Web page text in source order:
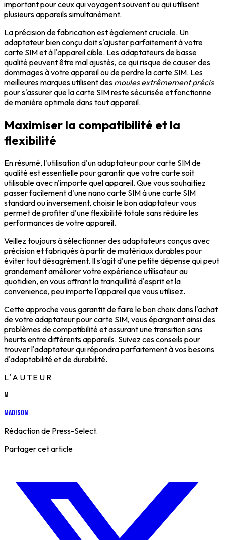
important pour ceux qui voyagent souvent ou qui utilisent
plusieurs appareils simultanément.
La précision de fabrication est également cruciale. Un
adaptateur bien conçu doit s'ajuster parfaitement à votre
carte SIM et à l'appareil cible. Les adaptateurs de basse
qualité peuvent être mal ajustés, ce qui risque de causer des
dommages à votre appareil ou de perdre la carte SIM. Les
meilleures marques utilisent des moules extrêmement précis
pour s'assurer que la carte SIM reste sécurisée et fonctionne
de manière optimale dans tout appareil.
Maximiser la compatibilité et la
flexibilité
En résumé, l'utilisation d'un adaptateur pour carte SIM de
qualité est essentielle pour garantir que votre carte soit
utilisable avec n'importe quel appareil. Que vous souhaitiez
passer facilement d'une nano carte SIM à une carte SIM
standard ou inversement, choisir le bon adaptateur vous
permet de profiter d'une flexibilité totale sans réduire les
performances de votre appareil.
Veillez toujours à sélectionner des adaptateurs conçus avec
précision et fabriqués à partir de matériaux durables pour
éviter tout désagrément. Il s'agit d'une petite dépense qui peut
grandement améliorer votre expérience utilisateur au
quotidien, en vous offrant la tranquillité d'esprit et la
convenience, peu importe l'appareil que vous utilisez.
Cette approche vous garantit de faire le bon choix dans l'achat
de votre adaptateur pour carte SIM, vous épargnant ainsi des
problèmes de compatibilité et assurant une transition sans
heurts entre différents appareils. Suivez ces conseils pour
trouver l'adaptateur qui répondra parfaitement à vos besoins
d'adaptabilité et de durabilité.
L'AUTEUR
M
Madison
Rédaction de Press-Select.
Partager cet article